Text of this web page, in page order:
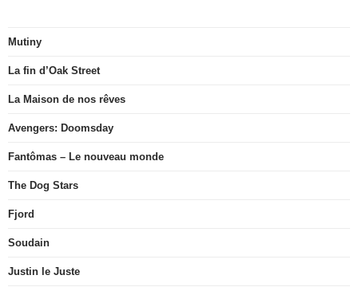
Mutiny
La fin d’Oak Street
La Maison de nos rêves
Avengers: Doomsday
Fantômas – Le nouveau monde
The Dog Stars
Fjord
Soudain
Justin le Juste